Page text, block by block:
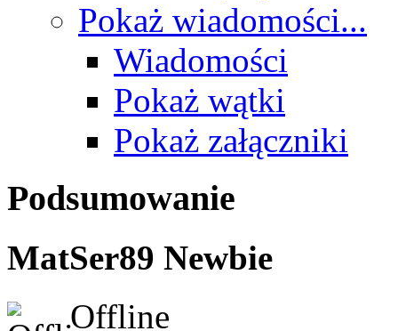
Pokaż wiadomości...
Wiadomości
Pokaż wątki
Pokaż załączniki
Podsumowanie
MatSer89 Newbie
Offline